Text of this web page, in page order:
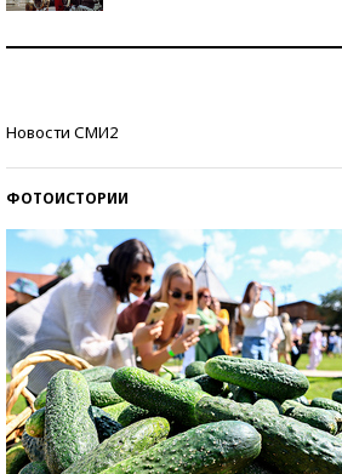
Новости СМИ2
ФОТОИСТОРИИ